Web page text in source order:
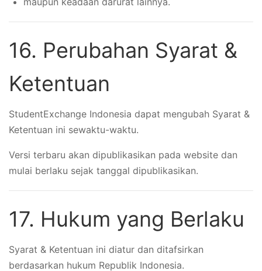
16. Perubahan Syarat &
Ketentuan
StudentExchange Indonesia dapat mengubah Syarat &
Ketentuan ini sewaktu-waktu.
Versi terbaru akan dipublikasikan pada website dan
mulai berlaku sejak tanggal dipublikasikan.
17. Hukum yang Berlaku
Syarat & Ketentuan ini diatur dan ditafsirkan
berdasarkan hukum Republik Indonesia.